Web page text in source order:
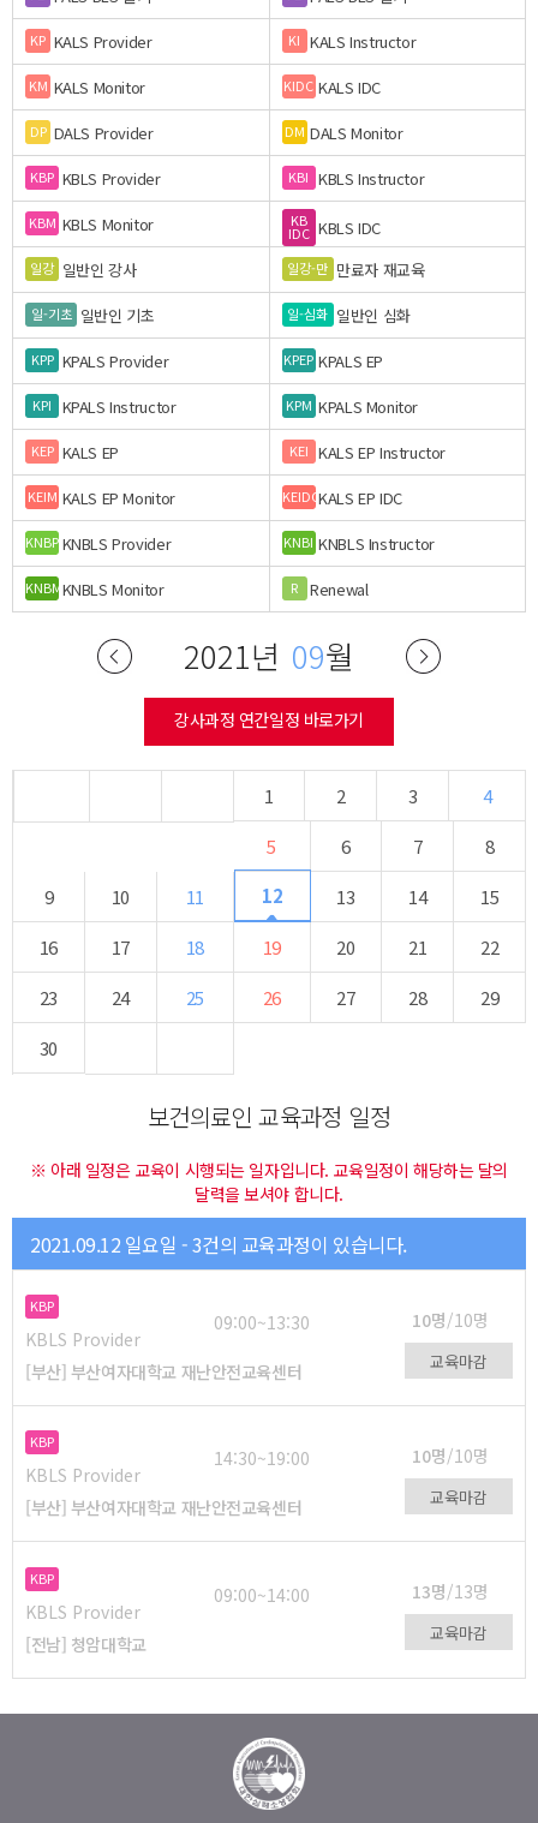
KP KALS Provider KI KALS Instructor
KM KALS Monitor KIDC KALS IDC
DP DALS Provider DM DALS Monitor
KBP KBLS Provider KBI KBLS Instructor
KBM KBLS Monitor KB
IDC KBLS IDC
일강 일반인 강사 일강-만 만료자 재교육
일-기초 일반인 기초 일-심화 일반인 심화
KPP KPALS Provider KPEP KPALS EP
KPI KPALS Instructor KPM KPALS Monitor
KEP KALS EP KEI KALS EP Instructor
KEIM KALS EP Monitor KEIDCKALS EP IDC
KNBPKNBLS Provider KNBI KNBLS Instructor
KNBMKNBLS Monitor R Renewal
2021년 09월
강사과정 연간일정 바로가기
1 2 3
4
5
6 7
8
9
10 11 12 13 14
15
16
17 18 19 20 21
22
23
24 25 26 27 28
29
30
보건의료인 교육과정 일정
※ 아래 일정은 교육이 시행되는 일자입니다. 교육일정이 해당하는 달의
달력을 보셔야 합니다.
2021.09.12 일요일 - 3건의 교육과정이 있습니다.
KBP
KBLS Provider
09:00~13:30 10명/10명
[부산] 부산여자대학교 재난안전교육센터 교육마감
KBP
KBLS Provider
14:30~19:00 10명/10명
[부산] 부산여자대학교 재난안전교육센터 교육마감
KBP
KBLS Provider
09:00~14:00 13명/13명
[전남] 청암대학교 교육마감